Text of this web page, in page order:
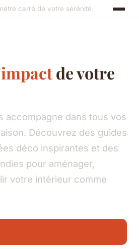
carré de votre sérénité.
impactde votre
accompagne dans tous vos
Découvrez des guides
déco inspirantes et des
pour aménager,
votre intérieur comme